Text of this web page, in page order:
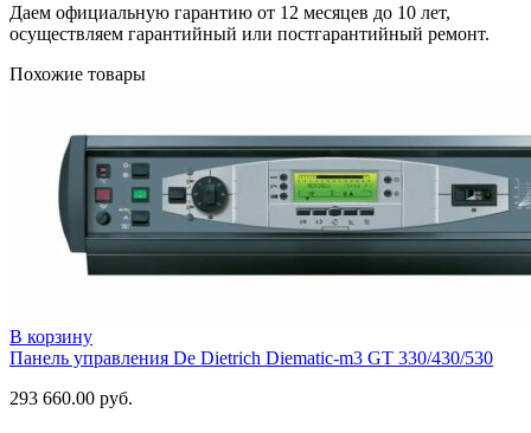
Даем официальную гарантию от 12 месяцев до 10 лет,
осуществляем гарантийный или постгарантийный ремонт.
Похожие товары
В корзину
Панель управления De Dietrich Diematic-m3 GT 330/430/530
293 660.00 руб.